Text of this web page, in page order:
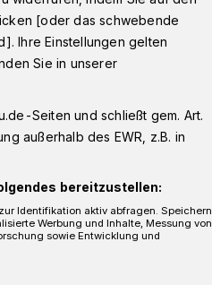
HC
HSC[oder das schwebende
Ihre Einstellungen gelten
Sie in unserer
Seiten und schließt gem. Art.
außerhalb des EWR, z.B. in
bereitzustellen:
Identifikation aktiv abfragen. Speichern
Werbung und Inhalte, Messung von
sowie Entwicklung und